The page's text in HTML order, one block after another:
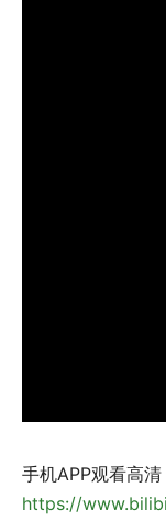
手机APP观看高清
https://